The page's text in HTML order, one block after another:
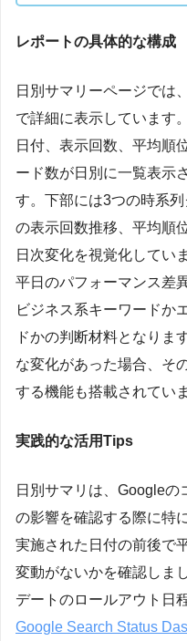
レポートの具体的な構成
日別サマリーページでは
で詳細に表示しています
日付、表示回数、平均順
ード数が日別に一覧表示
す。下部には3つの時系
の表示回数推移、平均順
日次変化を視覚化してい
平日のパフォーマンス差
ビジネス系キーワードか
ドかの判断材料となりま
な変化があった場合、そ
する機能も搭載されていま
実践的な活用Tips
日別サマリは、Googleの
の影響を確認する際に特
実施された日付の前後で
変動がないかを確認しま
デートのロールアウト日
Google Search Status